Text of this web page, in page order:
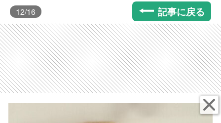
12/16 記事に戻る